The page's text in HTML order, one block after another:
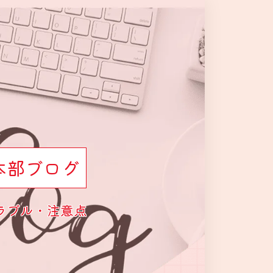
部ブログ
ブル・注意点